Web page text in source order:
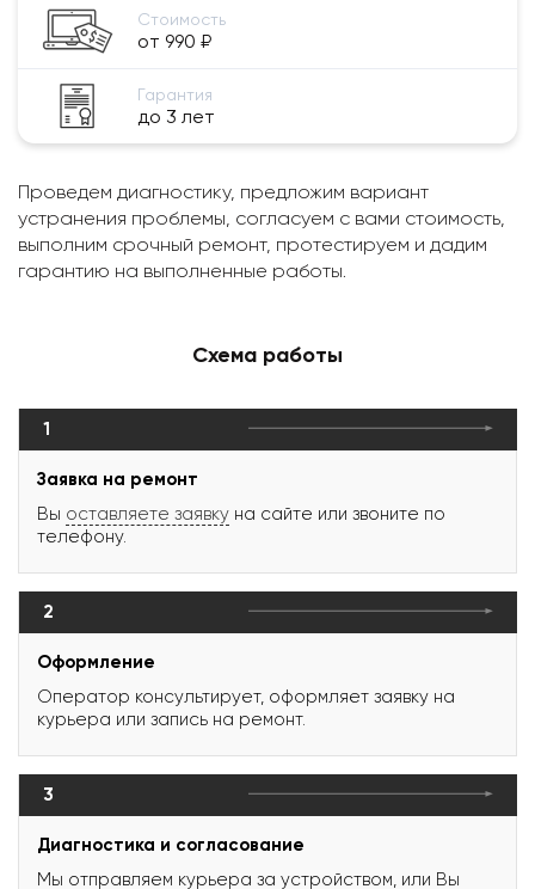
Стоимость
от 990 ₽
Гарантия
до 3 лет
Проведем диагностику, предложим вариант
устранения проблемы, согласуем с вами стоимость,
выполним срочный ремонт, протестируем и дадим
гарантию на выполненные работы.
Схема работы
1
Заявка на ремонт
Вы оставляете заявку на сайте или звоните по
телефону.
2
Оформление
Оператор консультирует, оформляет заявку на
курьера или запись на ремонт.
3
Диагностика и согласование
Мы отправляем курьера за устройством, или Вы